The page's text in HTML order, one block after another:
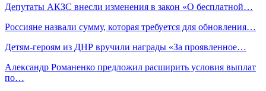
Депутаты АКЗС внесли изменения в закон «О бесплатной…
Россияне назвали сумму, которая требуется для обновления…
Детям-героям из ДНР вручили награды «За проявленное…
Александр Романенко предложил расширить условия выплат
по…